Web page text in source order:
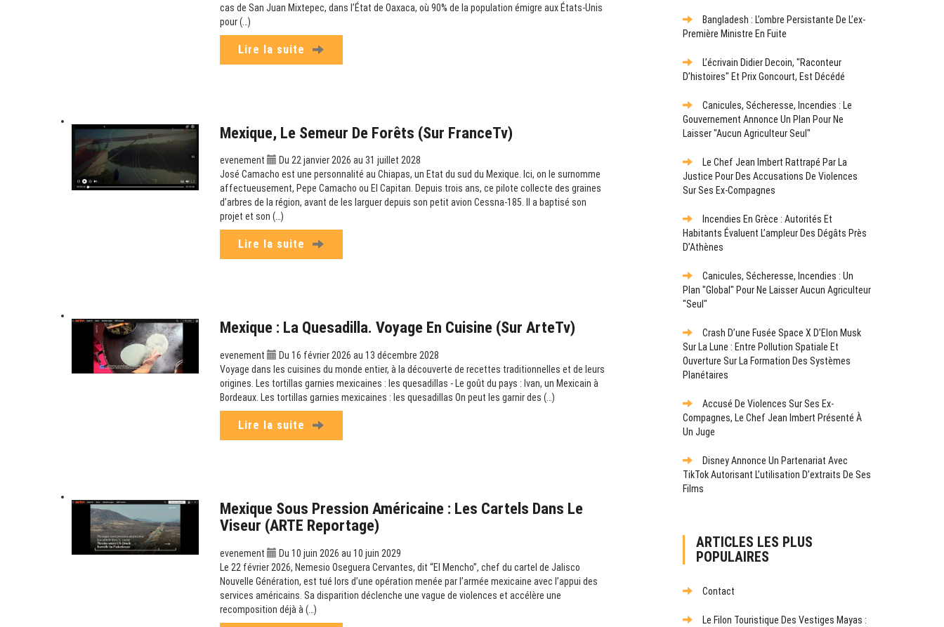
cas de San Juan Mixtepec, dans l’État de Oaxaca, où 90% de la population émigre aux États-Unis
pour (…)
Lire la suite
Mexique, Le Semeur De Forêts (sur FranceTv)
evenement
Du 22 janvier 2026 au 31 juillet 2028
José Camacho est une personnalité au Chiapas, un Etat du sud du Mexique. Ici, on le surnomme
affectueusement, Pepe Camacho ou El Capitan. Depuis trois ans, ce pilote collecte des graines
d’arbres de la région, avant de les larguer depuis son petit avion Cessna-185. Il a baptisé son
projet et son (…)
Lire la suite
Mexique : La Quesadilla. Voyage En Cuisine (sur ArteTv)
evenement
Du 16 février 2026 au 13 décembre 2028
Voyage dans les cuisines du monde entier, à la découverte de recettes traditionnelles et de leurs
origines. Les tortillas garnies mexicaines : les quesadillas - Le goût du pays : Ivan, un Mexicain à
Bordeaux. Les tortillas garnies mexicaines : les quesadillas On peut les garnir des (…)
Lire la suite
Mexique Sous Pression Américaine : Les Cartels Dans Le
Viseur (ARTE Reportage)
evenement
Du 10 juin 2026 au 10 juin 2029
Le 22 février 2026, Nemesio Oseguera Cervantes, dit “El Mencho”, chef du cartel de Jalisco
Nouvelle Génération, est tué lors d’une opération menée par l’armée mexicaine avec l’appui des
services américains. Sa disparition déclenche une vague de violences et accélère une
recomposition déjà à (…)
Bangladesh : L’ombre Persistante De L’ex-
Première Ministre En Fuite
L’écrivain Didier Decoin, "raconteur
D’histoires" Et Prix Goncourt, Est Décédé
Canicules, Sécheresse, Incendies : Le
Gouvernement Annonce Un Plan Pour Ne
Laisser "aucun Agriculteur Seul"
Le Chef Jean Imbert Rattrapé Par La
Justice Pour Des Accusations De Violences
Sur Ses Ex-Compagnes
Incendies En Grèce : Autorités Et
Habitants Évaluent L’ampleur Des Dégâts Près
D’Athènes
Canicules, Sécheresse, Incendies : Un
Plan "global" Pour Ne Laisser Aucun Agriculteur
"seul"
Crash D’une Fusée Space X D’Elon Musk
Sur La Lune : Entre Pollution Spatiale Et
Ouverture Sur La Formation Des Systèmes
Planétaires
Accusé De Violences Sur Ses Ex-
Compagnes, Le Chef Jean Imbert Présenté À
Un Juge
Disney Annonce Un Partenariat Avec
TikTok Autorisant L’utilisation D’extraits De Ses
Films
ARTICLES LES PLUS
POPULAIRES
Contact
Le Filon Touristique Des Vestiges Mayas :